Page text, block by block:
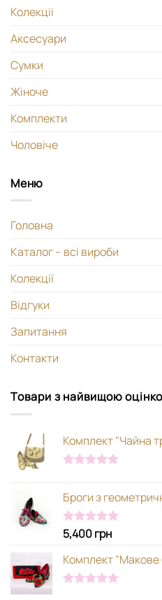
Колекціі
Аксесуари
Сумки
Жіноче
Комплекти
Чоловіче
Меню
Головна
Каталог – всі вироби
Колекції
Відгуки
Запитання
Контакти
Товари з найвищою
Комплект "Чайна
Броги з
Оцінено в
з 5
5,400грн
Комплект "Макове